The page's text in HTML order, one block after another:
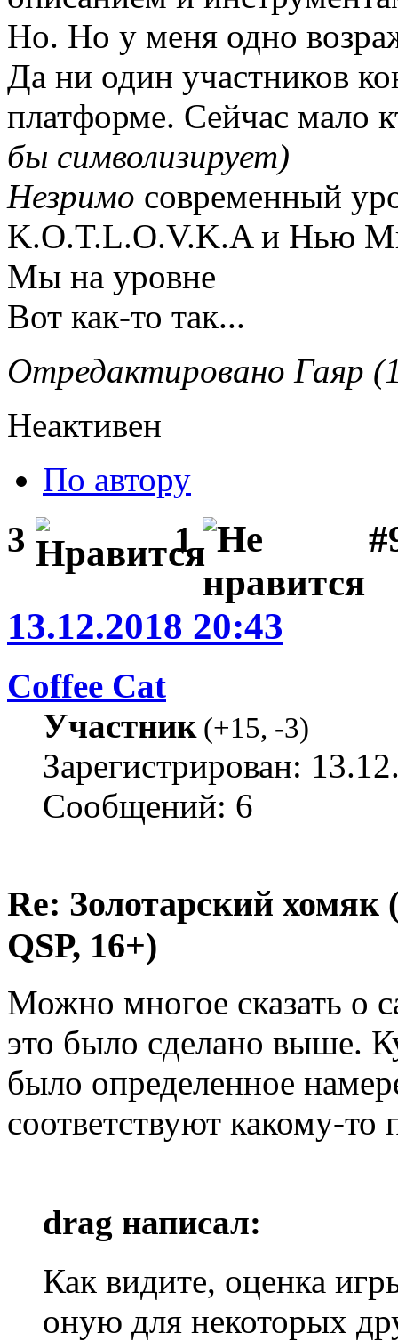
Но. Но у меня одно
Да ни один участников
платформе. Сейчас мало
бы символизирует)
Незримо современный
K.O.T.L.O.V.K.A и Нью
Мы на уровне
Вот как-то так...
Отредактировано Гаяр
Неактивен
По автору
3 1
13.12.2018 20:43
Coffee Cat
Участник(+15, -3)
Зарегистрирован:
Сообщений: 6
Re: Золотарский
QSP, 16+)
Можно многое сказать о
это было сделано выше.
было определенное
соответствуют какому-то
drag написал:
Как видите, оценка
оную для некоторых